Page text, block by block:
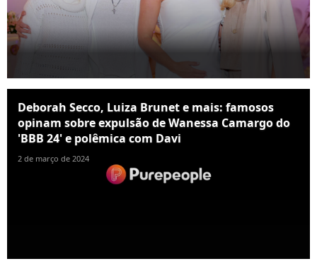
Deborah Secco, Luiza Brunet e mais: famosos
opinam sobre expulsão de Wanessa Camargo do
'BBB 24' e polêmica com Davi
2 de março de 2024